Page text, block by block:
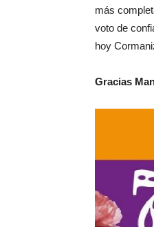
más
voto de
hoy
Gracias